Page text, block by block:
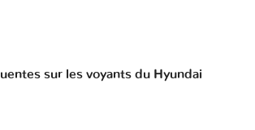
sur les voyants du Hyundai